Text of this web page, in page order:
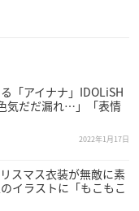
「アイナナ」IDOLiSH
気だだ漏れ…」「表情
2022年1月17日
スマス衣装が無敵に素
イラストに「もこもこ